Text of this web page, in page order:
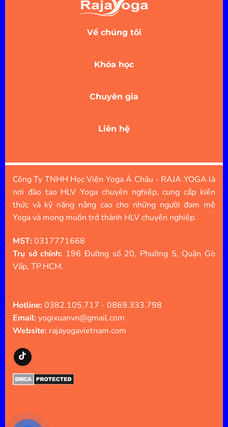
Về chúng tôi
Khóa học
Chuyên gia
Liên hệ
Công Ty TNHH Học Viện Yoga Á Châu - RAJA YOGA là
nơi đào tạo HLV Yoga chuyên nghiệp, cung cấp kiến
thức và kỹ năng nâng cao cho những người đam mê
Yoga và mong muốn trở thành HLV chuyên nghiệp.
MST:0317771668
Trụ sở chính: 196 Đường số 20, Phường 5, Quận Gò
Vấp, TP.HCM.
Hotline:0382.105.717 - 0869.333.798
Email:yogixuanvn@gmail.com
Website: rajayogavietnam.com